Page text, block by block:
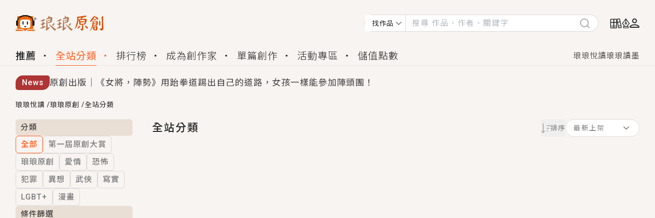
找作品
推薦 全站分類 排行榜 成為創作家 單篇創作 活動專區 儲值點數 琅琅悅讀琅琅讀墨
News 原創出版｜《女將，陣勢》用跆拳道踢出自己的道路，女孩一樣能參加陣頭團！
創,作家招募｜華文小說創作首選！有機會獲得豐富廣宣資源、專屬服務與獨享福利！
小編心動書單｜《離婚你提的，二婚嫁大佬，你哭什麼？》追妻火葬場！前夫失憶移情別戀，她頭也不回找新歡，他居然還後悔了？
GL｜《夏日與檸檬與重疊世界》炎熱的夏日、檸檬的香氣、互相愛慕的兩位少女，今夏最推純愛GL漫畫！
BL｜《費洛蒙中毒》救命！特殊費洛蒙體質世界觀，無法抗拒的吸引力，已中毒Σ>―(〃°ω°〃)♡→
OMG你嚇到我了｜《陰陽鬼店》上班族買了房子模型，但現實中買下的竟是屬於他的停屍櫃？！
言情｜《國語推行員》每個人心中都有一個連自己也無法改變的永恆， 他的一生將不由自主追逐著她……
琅琅悅讀 /琅琅原創 /全站分類
分類
全部
第一屆原創大賞
琅琅原創
愛情
恐怖
犯罪
異想 武俠
寫實
LGBT+
漫畫
條件篩選
全站分類 排序 最新上架